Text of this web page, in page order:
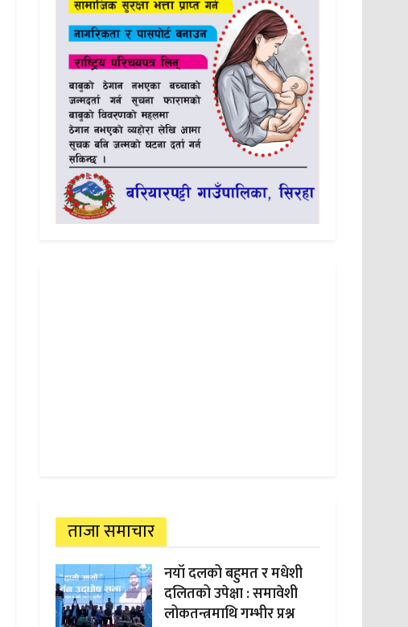
ताजा समाचार
नयाँ दलको बहुमत र मधेशी
दलितको उपेक्षा : समावेशी
लोकतन्त्रमाथि गम्भीर प्रश्न